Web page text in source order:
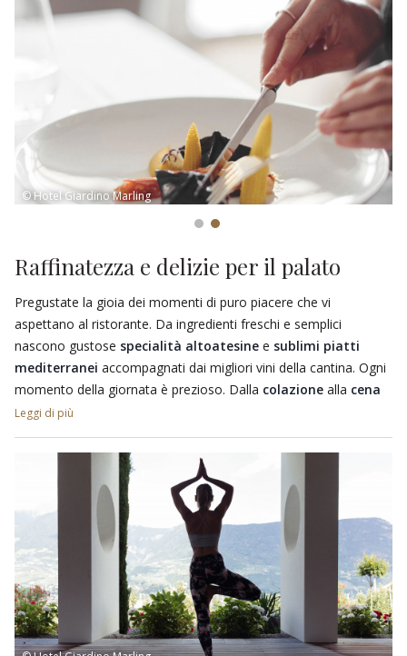
coppiepotranno, inoltre, godere di pacchetti creati ad hoc
per loro, come un piacevole peeling, unbagno caldo con sale
massaggio alla schiena
o su tutto il corpo, e
riposarsi nella zona relax avvolti in impacchi caldi e benefici.
© Hotel Giardino Marling
Raffinatezza e delizie per il palato
Pregustate la gioia dei momenti di puro piacere che vi
aspettano al ristorante. Da ingredienti freschi e semplici
nascono gustose specialità altoatesine e sublimi piatti
mediterranei accompagnati dai migliori vini della cantina. Ogni
momento della giornata è prezioso. Dalla colazione alla cena
gourmetcon vista panoramica su Merano.
terrazzaè il posto migliore per assaporare ledelizie
per 180 giorni all’anno grazie al clima mite di queste
zone, circondati da uno stupendo panorama fatto di meleti,
vigneti e palme.
Leggi di più